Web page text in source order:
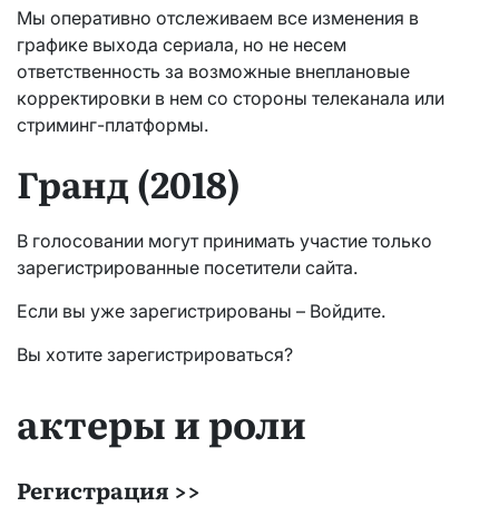
Мы оперативно отслеживаем все изменения в
графике выхода сериала, но не несем
ответственность за возможные внеплановые
корректировки в нем со стороны телеканала или
стриминг-платформы.
Гранд (2018)
В голосовании могут принимать участие только
зарегистрированные посетители сайта.
Если вы уже зарегистрированы – Войдите.
Вы хотите зарегистрироваться?
актеры и роли
Регистрация >>